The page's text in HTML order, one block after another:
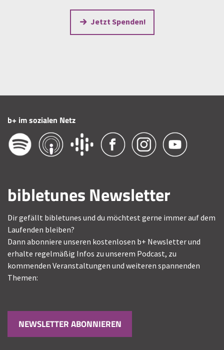
Jetzt Spenden!
b+ im sozialen Netz
bibletunes Newsletter
Dir gefällt bibletunes und du möchtest gerne immer auf dem
Laufenden bleiben?
Dann abonniere unseren kostenlosen b+ Newsletter und
erhalte regelmäßig Infos zu unserem Podcast, zu
kommenden Veranstaltungen und weiteren spannenden
Themen:
NEWSLETTER ABONNIEREN